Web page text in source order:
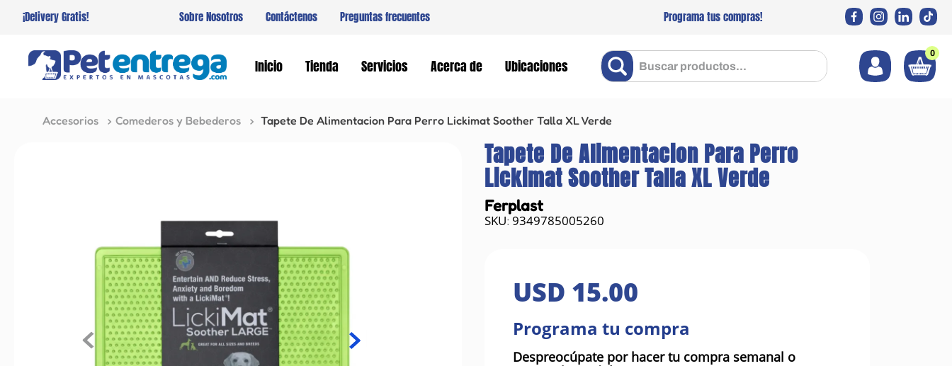
¡Delivery Gratis! Sobre Nosotros Contáctenos Preguntas frecuentes Programa tus compras!
Inicio Tienda Servicios Acerca de Ubicaciones
Buscar productos... 0
Accesorios Comederos y Bebederos Tapete De Alimentacion Para Perro Lickimat Soother Talla XL Verde
Tapete De Alimentacion Para Perro
Lickimat Soother Talla XL Verde
Ferplast
:9349785005260
USD 15.00
Programa tu compra
Despreocúpate por hacer tu compra semanal o